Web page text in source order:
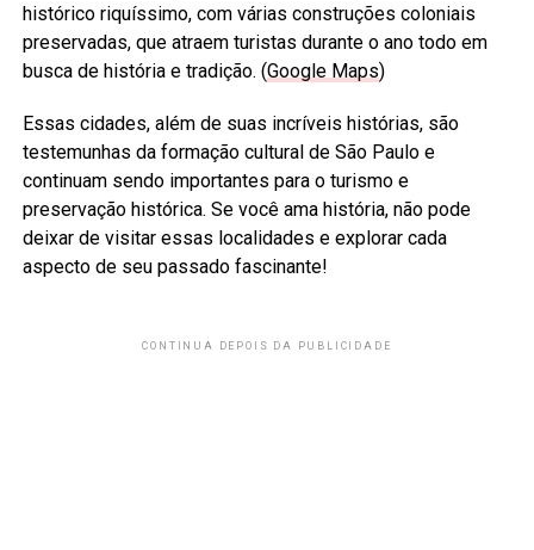
histórico riquíssimo, com várias construções coloniais
preservadas, que atraem turistas durante o ano todo em
busca de história e tradição. (Google Maps)
Essas cidades, além de suas incríveis histórias, são
testemunhas da formação cultural de São Paulo e
continuam sendo importantes para o turismo e
preservação histórica. Se você ama história, não pode
deixar de visitar essas localidades e explorar cada
aspecto de seu passado fascinante!
CONTINUA DEPOIS DA PUBLICIDADE